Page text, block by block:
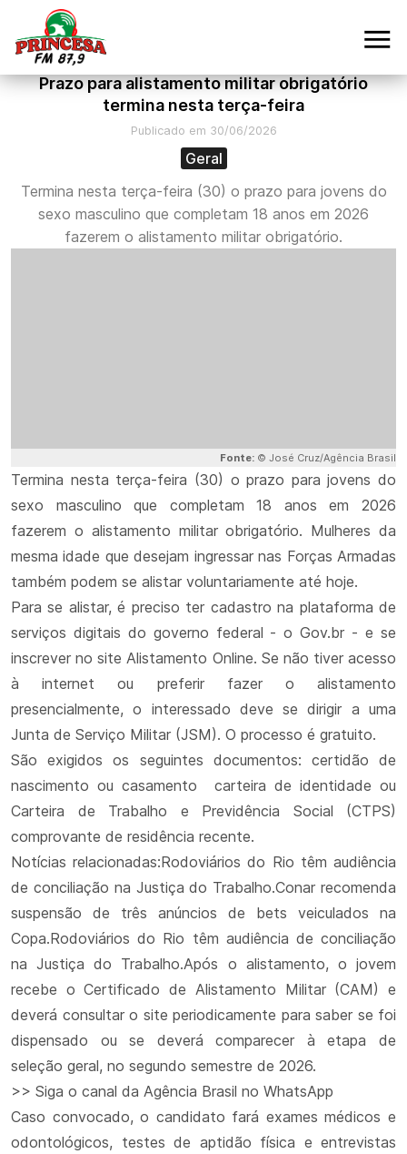
Prazo para alistamento militar obrigatório
termina nesta terça-feira
Publicado em 30/06/2026
Geral
Termina nesta terça-feira (30) o prazo para jovens do
sexo masculino que completam 18 anos em 2026
fazerem o alistamento militar obrigatório.
Fonte: © José Cruz/Agência Brasil
Termina nesta terça-feira (30) o prazo para jovens do
sexo masculino que completam 18 anos em 2026
fazerem o alistamento militar obrigatório. Mulheres da
mesma idade que desejam ingressar nas Forças Armadas
também podem se alistar voluntariamente até hoje.
Para se alistar, é preciso ter cadastro na plataforma de
serviços digitais do governo federal - o Gov.br - e se
inscrever no site Alistamento Online. Se não tiver acesso
à internet ou preferir fazer o alistamento
presencialmente, o interessado deve se dirigir a uma
Junta de Serviço Militar (JSM). O processo é gratuito.
São exigidos os seguintes documentos: certidão de
nascimento ou casamento carteira de identidade ou
Carteira de Trabalho e Previdência Social (CTPS)
comprovante de residência recente.
Notícias relacionadas:Rodoviários do Rio têm audiência
de conciliação na Justiça do Trabalho.Conar recomenda
suspensão de três anúncios de bets veiculados na
Copa.Rodoviários do Rio têm audiência de conciliação
na Justiça do Trabalho.Após o alistamento, o jovem
recebe o Certificado de Alistamento Militar (CAM) e
deverá consultar o site periodicamente para saber se foi
dispensado ou se deverá comparecer à etapa de
seleção geral, no segundo semestre de 2026.
>> Siga o canal da Agência Brasil no WhatsApp
Caso convocado, o candidato fará exames médicos e
odontológicos, testes de aptidão física e entrevistas